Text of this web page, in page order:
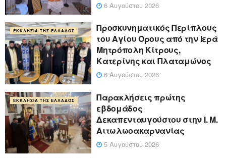
6 Αυγούστου 2026
ΕΚΚΛΗΣΊΑ ΤΗΣ ΕΛΛΆΔΟΣ
Προσκυνηματικός Περίπλους
του Αγίου Όρους από την Ιερά
Μητρόπολη Κίτρους,
Κατερίνης και Πλαταμώνος
6 Αυγούστου 2026
ΕΚΚΛΗΣΊΑ ΤΗΣ ΕΛΛΆΔΟΣ
Παρακλήσεις πρώτης
εβδομάδος
Δεκαπενταυγούστου στην Ι. Μ.
Αιτωλωοακαρνανίας
5 Αυγούστου 2026